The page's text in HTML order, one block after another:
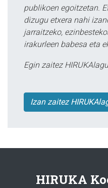
publikoen egoitzetan.
dizugu etxera nahi
jarraitzeko,
irakurleen babesa eta
Egin zaitez
Izan zaitez
HIRUKA